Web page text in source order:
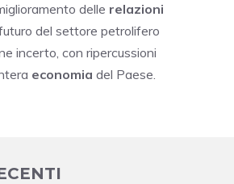
delle relazioni
del settore petrolifero
incerto, con ripercussioni
economia del Paese.